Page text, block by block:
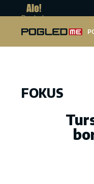
Pogled.me
FOKUS